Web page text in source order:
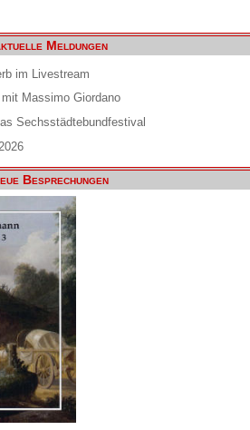
Meldungen
im Livestream
Massimo Giordano
Sechsstädtebundfestival
Besprechungen